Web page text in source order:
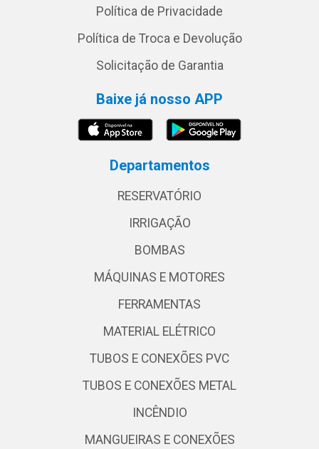
Política de Privacidade
Política de Troca e Devolução
Solicitação de Garantia
Baixe já nosso APP
Departamentos
RESERVATÓRIO
IRRIGAÇÃO
BOMBAS
MÁQUINAS E MOTORES
FERRAMENTAS
MATERIAL ELÉTRICO
TUBOS E CONEXÕES PVC
TUBOS E CONEXÕES METAL
INCÊNDIO
MANGUEIRAS E CONEXÕES